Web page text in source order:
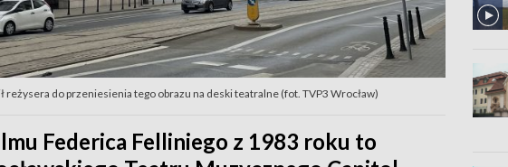
reżysera do przeniesienia tego obrazu na deski teatralne (fot. TVP3 Wrocław)
Federica Felliniego z 1983 roku to